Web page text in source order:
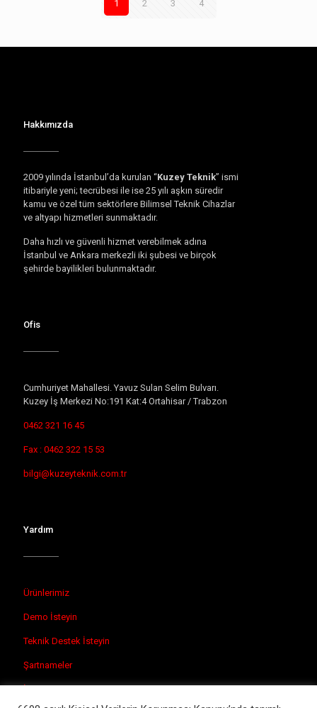
1 2 3 4
Hakkımızda
2009 yılında İstanbul’da kurulan “Kuzey Teknik” ismi
itibariyle yeni; tecrübesi ile ise 25 yılı aşkın süredir
kamu ve özel tüm sektörlere Bilimsel Teknik Cihazlar
ve altyapı hizmetleri sunmaktadır.
Daha hızlı ve güvenli hizmet verebilmek adına
İstanbul ve Ankara merkezli iki şubesi ve birçok
şehirde bayilikleri bulunmaktadır.
Ofis
Cumhuriyet Mahallesi. Yavuz Sulan Selim Bulvarı.
Kuzey İş Merkezi No:191 Kat:4 Ortahisar / Trabzon
0462 321 16 45
Fax : 0462 322 15 53
bilgi@kuzeyteknik.com.tr
Yardım
Ürünlerimiz
Demo İsteyin
Teknik Destek İsteyin
Şartnameler
İletişim